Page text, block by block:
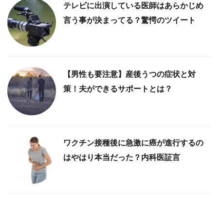
テレビに出演している医師はあらかじめ
言う事が決まってる？驚愕のツイート
【男性も要注意】産後うつの症状と対
策！夫ができるサポートとは？
ワクチン接種後に急激に癌が進行するの
はやはり本当だった？内科医証言